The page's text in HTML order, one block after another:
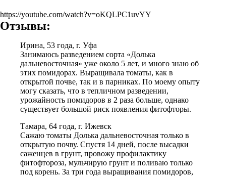
https://youtube.com/watch?v=oKQLPC1uvYY
Отзывы:
Ирина, 53 года, г. Уфа
Занимаюсь разведением сорта «Долька
дальневосточная» уже около 5 лет, и много знаю об
этих помидорах. Выращивала томаты, как в
открытой почве, так и в парниках. По моему опыту
могу сказать, что в тепличном разведении,
урожайность помидоров в 2 раза больше, однако
существует большой риск появления фитофторы.
Тамара, 64 года, г. Ижевск
Сажаю томаты Долька дальневосточная только в
открытую почву. Спустя 14 дней, после высадки
саженцев в грунт, провожу профилактику
фитофтороза, мульчирую грунт и поливаю только
под корень. За три года выращивания помидоров,